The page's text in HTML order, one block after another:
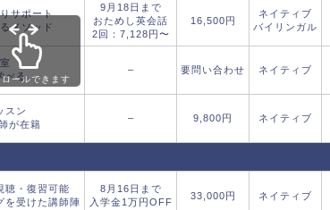
サポート
メソッド
9月18日まで
おためし英会話
2回：7,128円〜
16,500円
ネイティブ
バイリンガル
べる
– 要問い合わせ ネイティブ
スン
が在籍
– 9,800円 ネイティブ
聴・復習可能
を受けた講師陣
8月16日まで
入学金1万円OFF
33,000円 ネイティブ
ロールできます